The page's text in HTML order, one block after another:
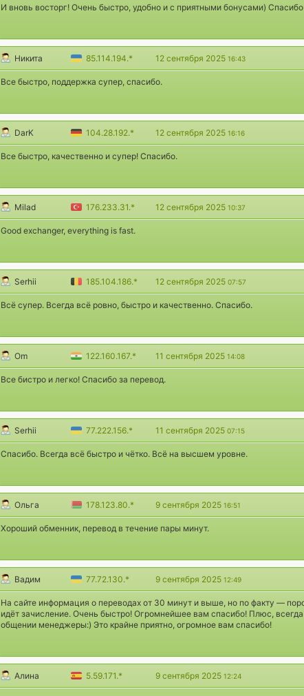
И вновь восторг! Очень быстро, удобно и с приятными бонусами)
Никита 85.114.194.* 12 сентября 2025 16:43
Все быстро, поддержка супер, спасибо.
DarK 104.28.192.* 12 сентября 2025 16:16
Все быстро, качественно и супер! Спасибо.
Milad 176.233.31.* 12 сентября 2025 10:37
Good exchanger, everything is fast.
Serhii 185.104.186.* 12 сентября 2025 07:57
Всё супер. Всегда всё ровно, быстро и качественно. Спасибо.
Om 122.160.167.* 11 сентября 2025 14:08
Все бистро и легко! Спасибо за перевод.
Serhii 77.222.156.* 11 сентября 2025 07:15
Спасибо. Всегда всё быстро и чётко. Всё на высшем уровне.
Ольга 178.123.80.* 9 сентября 2025 16:51
Хороший обменник, перевод в течение пары минут.
Вадим 77.72.130.* 9 сентября 2025 12:49
На сайте информация о переводах от 30 минут и выше, но по факту —
идёт зачисление. Очень быстро! Огромнейшее вам спасибо! Плюс,
общении менеджеры:) Это крайне приятно, огромное вам спасибо!
Алина 5.59.171.* 9 сентября 2025 12:24